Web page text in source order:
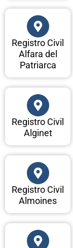
Registro Civil
Alfara del
Patriarca
Registro Civil
Alginet
Registro Civil
Almoines